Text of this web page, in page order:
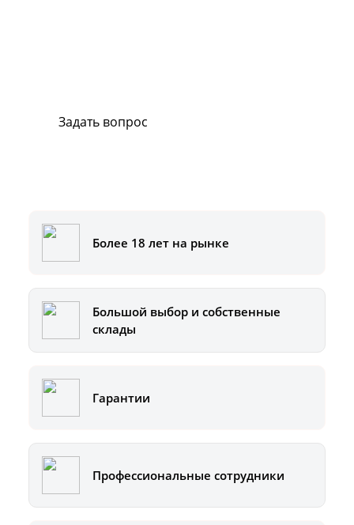
Задать вопрос
Более 18 лет на рынке
Большой выбор и собственные
склады
Гарантии
Профессиональные сотрудники